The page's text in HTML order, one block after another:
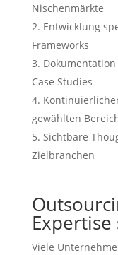
Nischenmärkte
Entwicklung
Frameworks
Case Studies
gewählten
Sichtbare
Zielbranchen
Viele